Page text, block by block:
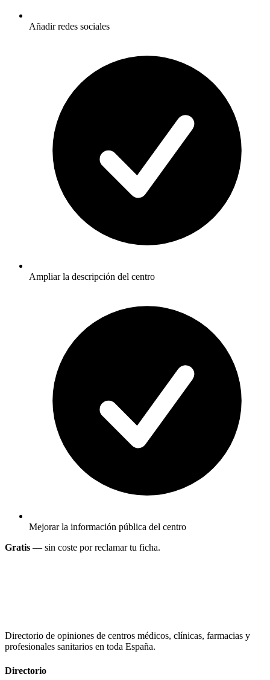
Añadir redes sociales
Ampliar la descripción del centro
Mejorar la información pública del centro
Gratis — sin coste por reclamar tu ficha.
Directorio de opiniones de centros médicos, clínicas, farmacias y
profesionales sanitarios en toda España.
Directorio